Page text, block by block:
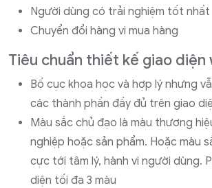
Người dùng có trải nghiệm tốt nhất
Chuyển đổi hàng vi mua hàng
Tiêu chuẩn thiết kế giao
Bố cục khoa học và hợp lý nhưng
các thành phần đầy đủ trên giao
Màu sắc chủ đạo là màu thương
nghiệp hoặc sản phẩm. Hoặc màu
cực tới tâm lý, hành vi người dùng.
diện tối đa 3 màu